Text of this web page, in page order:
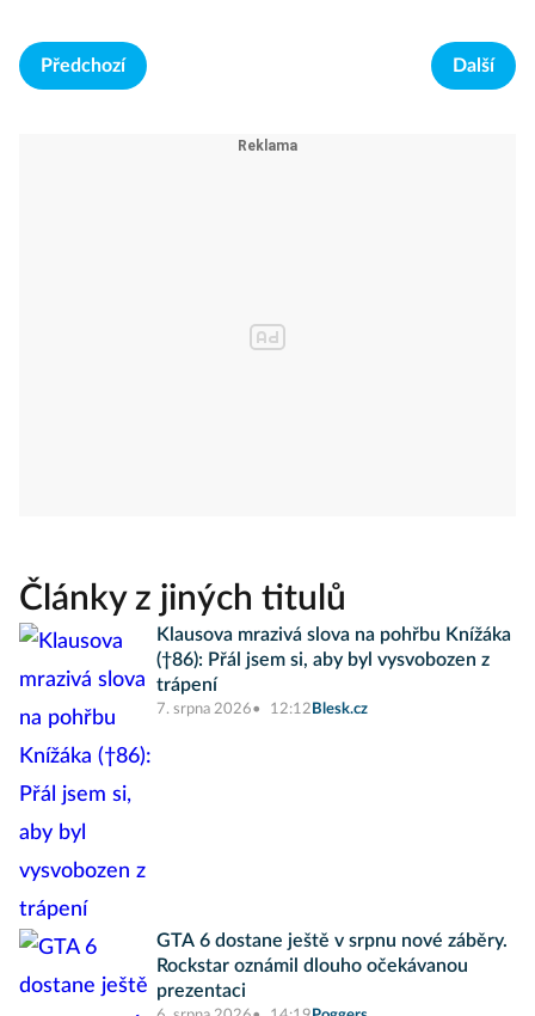
Předchozí Další
Články z jiných titulů
Klausova mrazivá slova na pohřbu Knížáka
(†86): Přál jsem si, aby byl vysvobozen z
trápení
7. srpna 2026 12:12 Blesk.cz
GTA 6 dostane ještě v srpnu nové záběry.
Rockstar oznámil dlouho očekávanou
prezentaci